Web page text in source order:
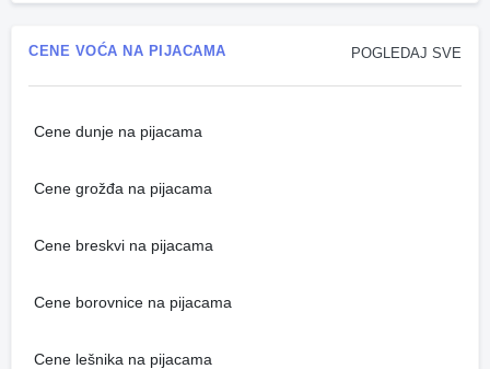
POGLEDAJ SVE
CENE VOĆA NA PIJACAMA
Cene dunje na pijacama
Cene grožđa na pijacama
Cene breskvi na pijacama
Cene borovnice na pijacama
Cene lešnika na pijacama